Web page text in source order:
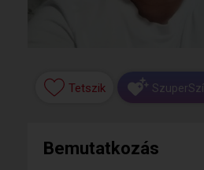
Tetszik
Bemutatkozás